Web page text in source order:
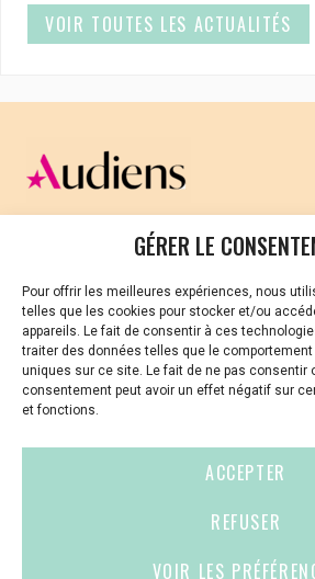
GÉRER LE
Pour offrir les meilleures expériences, nous
telles que les cookies pour stocker et/ou
appareils. Le fait de consentir à ces
traiter des données telles que le comportement
uniques sur ce site. Le fait de ne pas consentir
consentement peut avoir un effet négatif sur
et fonctions.
ACCEPTER
REFUSER
VOIR LES
VOIR TOUTES LES ACTUALITÉS
CELLULE D’ÉCOUTE ET DE SOUTIEN
Vous avez été témoin ou vous êtes
vous êtes référent·es harcèlement
ou d’informations ?
01 87 20 30 90
violences-sexuelles-